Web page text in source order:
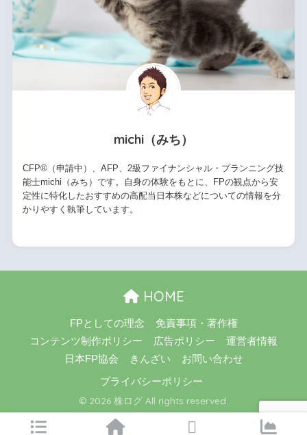
michi（みち）
CFP®（申請中）、AFP、2級ファイナンシャル・プランニング技
能士michi（みち）です。自身の体験をもとに、FPの観点から安
定性に特化したおすすめの高配当日本株などについての情報を分
かりやすく執筆しています。
HOME
FPとしての理念
免責事項・著作権
コンテンツ制作ポリシー
広告ポリシー
運営者情報
日本FP協会
きんざい お問い合わせ
プライバシーポリシー
© 2026 株ログ All rights reserved.